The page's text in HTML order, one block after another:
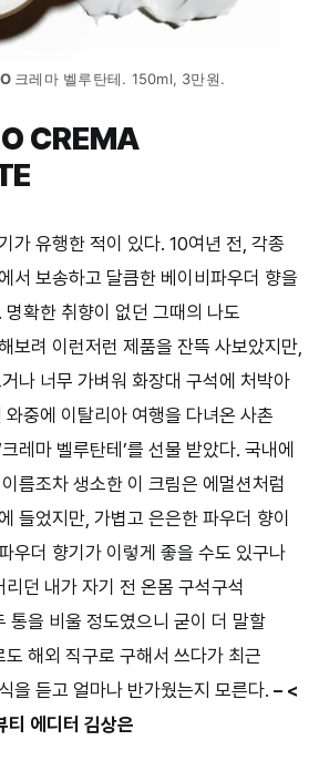
크레마 벨루탄테. 150ml, 3만원.
CREMA
가 유행한 적이 있다. 10여년 전, 각종
서 보송하고 달큼한 베이비파우더 향을
확한 취향이 없던 그때의 나도
보려 이런저런 제품을 잔뜩 사보았지만,
나 너무 가벼워 화장대 구석에 처박아
중에 이탈리아 여행을 다녀온 사촌
레마 벨루탄테’를 선물 받았다. 국내에
름조차 생소한 이 크림은 에멀션처럼
들었지만, 가볍고 은은한 파우더 향이
우더 향기가 이렇게 좋을 수도 있구나
던 내가 자기 전 온몸 구석구석
통을 비울 정도였으니 굳이 더 말할
해외 직구로 구해서 쓰다가 최근
을 듣고 얼마나 반가웠는지 모른다. – <
티 에디터 김상은